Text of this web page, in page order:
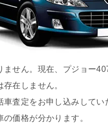
ません。現在、プジョー
存在しません。
車査定をお申し込みしてい
の価格が分かります。